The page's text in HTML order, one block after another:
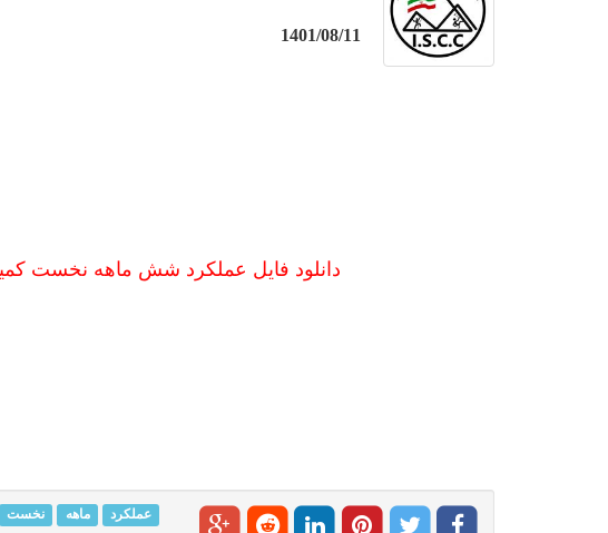
1401/08/11
دانلود فایل عملکرد شش ماهه نخست
عملکرد ماهه نخست